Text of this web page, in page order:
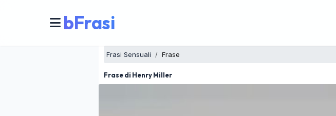
bFrasi
Frasi Sensuali Frase
Frase di Henry Miller